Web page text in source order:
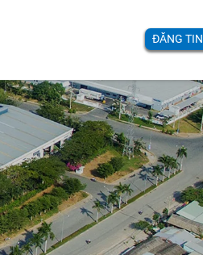
ĐĂNG TIN